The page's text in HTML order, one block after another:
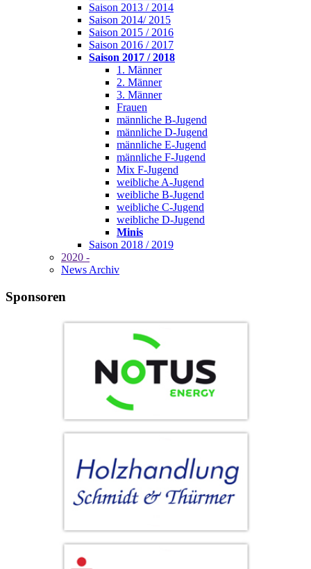
Saison 2013 / 2014
Saison 2014/ 2015
Saison 2015 / 2016
Saison 2016 / 2017
Saison 2017 / 2018
1. Männer
2. Männer
3. Männer
Frauen
männliche B-Jugend
männliche D-Jugend
männliche E-Jugend
männliche F-Jugend
Mix F-Jugend
weibliche A-Jugend
weibliche B-Jugend
weibliche C-Jugend
weibliche D-Jugend
Minis
Saison 2018 / 2019
2020 -
News Archiv
Sponsoren